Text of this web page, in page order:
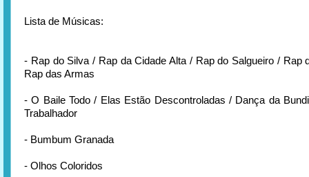
Lista de Músicas:
- Rap do Silva / Rap da Cidade Alta / Rap do Salgueiro / Rap
Rap das Armas
- O Baile Todo / Elas Estão Descontroladas / Dança da
Trabalhador
- Bumbum Granada
- Olhos Coloridos